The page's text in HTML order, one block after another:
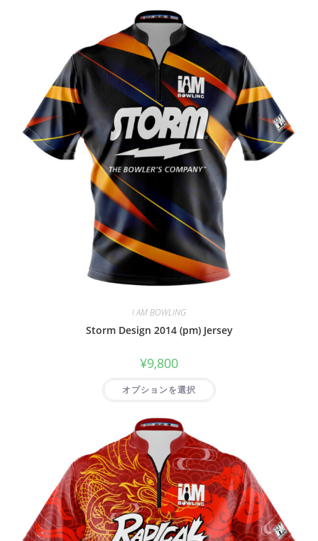
I AM BOWLING
Storm Design 2014 (pm) Jersey
¥9,800
オプションを選択